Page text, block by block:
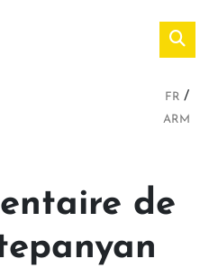
FR
ARM
de